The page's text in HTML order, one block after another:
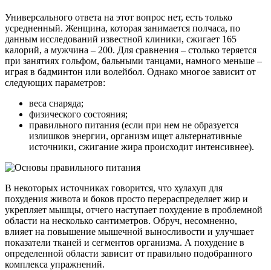
Универсального ответа на этот вопрос нет, есть только
усредненный. Женщина, которая занимается полчаса, по
данным исследований известной клиники, сжигает 165
калорий, а мужчина – 200. Для сравнения – столько теряется
при занятиях гольфом, бальными танцами, намного меньше –
играя в бадминтон или волейбол. Однако многое зависит от
следующих параметров:
веса снаряда;
физического состояния;
правильного питания (если при нем не образуется
излишков энергии, организм ищет альтернативные
источники, сжигание жира происходит интенсивнее).
В некоторых источниках говорится, что хулахуп для
похудения живота и боков просто перераспределяет жир и
укрепляет мышцы, отчего наступает похудение в проблемной
области на несколько сантиметров. Обруч, несомненно,
влияет на повышение мышечной выносливости и улучшает
показатели тканей и сегментов организма. А похудение в
определенной области зависит от правильно подобранного
комплекса упражнений.